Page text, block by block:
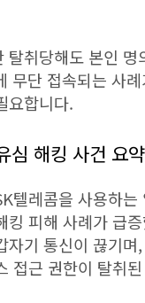
탈취당해도 본인 명
무단 접속되는 사
요합니다.
심 해킹 사건 요약
텔레콤을 사용하는
킹 피해 사례가 급
자기 통신이 끊기며
접근 권한이 탈취